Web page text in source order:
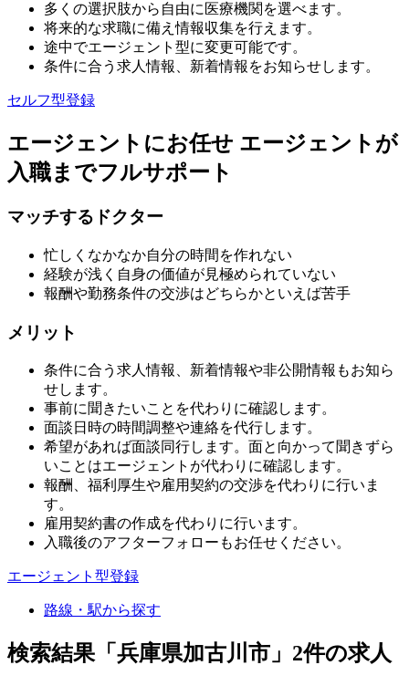
多くの選択肢から自由に医療機関を選べます。
将来的な求職に備え情報収集を行えます。
途中でエージェント型に変更可能です。
条件に合う求人情報、新着情報をお知らせします。
セルフ型登録
エージェントにお任せ エージェントが
入職までフルサポート
マッチするドクター
忙しくなかなか自分の時間を作れない
経験が浅く自身の価値が見極められていない
報酬や勤務条件の交渉はどちらかといえば苦手
メリット
条件に合う求人情報、新着情報や非公開情報もお知ら
せします。
事前に聞きたいことを代わりに確認します。
面談日時の時間調整や連絡を代行します。
希望があれば面談同行します。面と向かって聞きずら
いことはエージェントが代わりに確認します。
報酬、福利厚生や雇用契約の交渉を代わりに行いま
す。
雇用契約書の作成を代わりに行います。
入職後のアフターフォローもお任せください。
エージェント型登録
路線・駅から探す
検索結果「兵庫県加古川市」 2件の求人